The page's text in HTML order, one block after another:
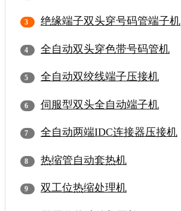
绝缘端子双头穿号码管端子机
全自动双头穿色带号码管机
全自动双绞线端子压接机
伺服型双头全自动端子机
全自动两端IDC连接器压接机
热缩管自动套热机
双工位热缩处理机